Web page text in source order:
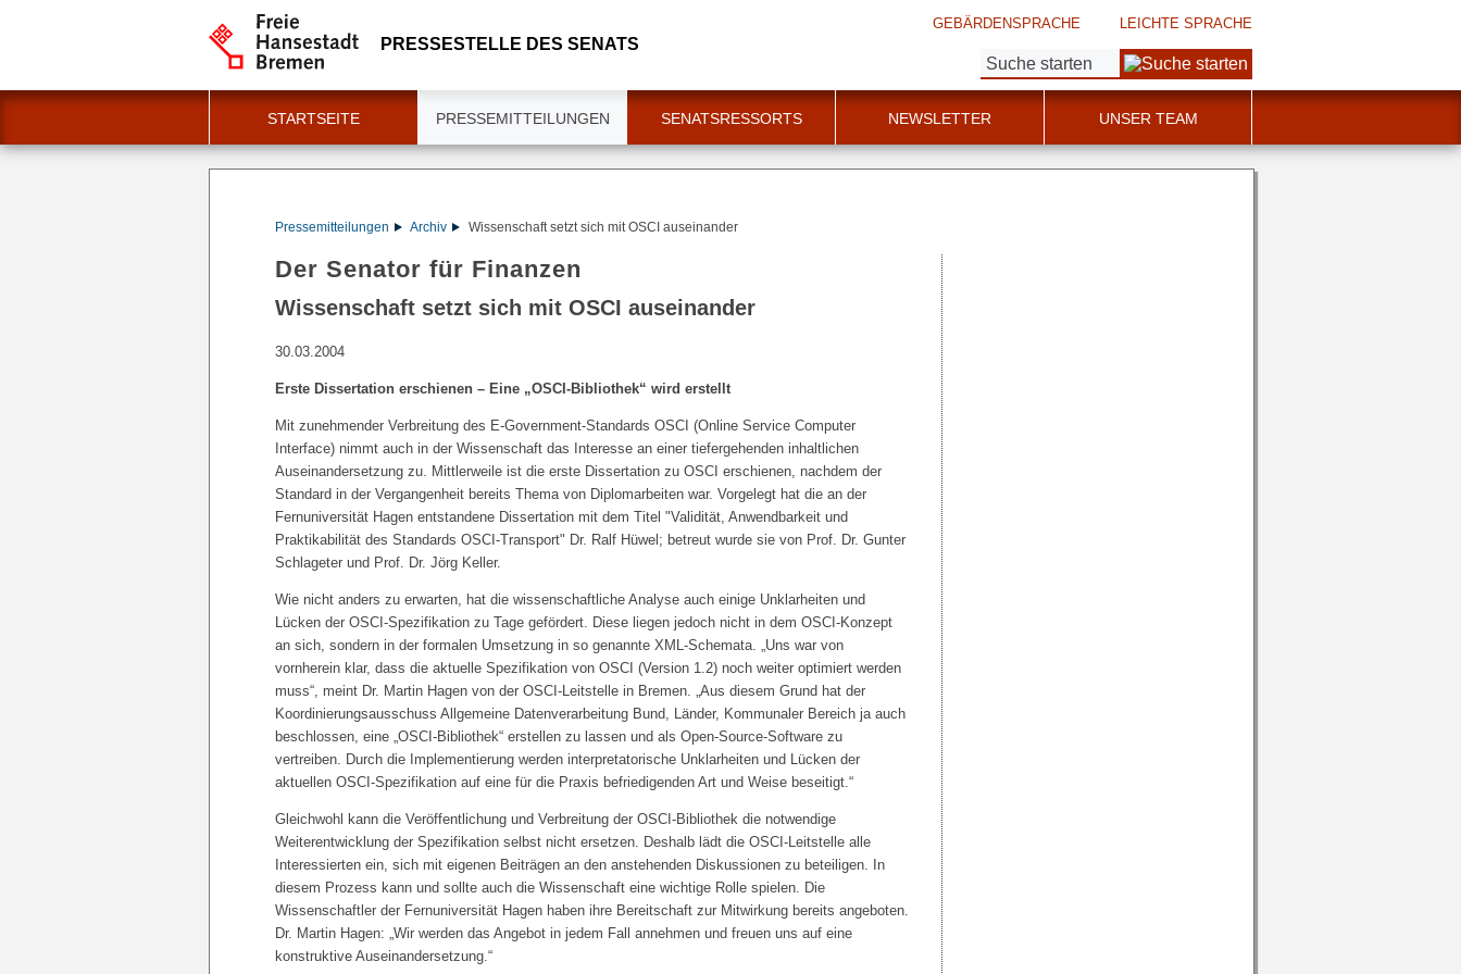
PRESSESTELLE DES SENATS
GEBÄRDENSPRACHE LEICHTE SPRACHE
Suche:
STARTSEITE PRESSEMITTEILUNGEN SENATSRESSORTS NEWSLETTER UNSER TEAM
Pressemitteilungen Archiv Wissenschaft setzt sich mit OSCI auseinander
Der Senator für Finanzen
Wissenschaft setzt sich mit OSCI auseinander
30.03.2004
Erste Dissertation erschienen – Eine „OSCI-Bibliothek“ wird erstellt
Mit zunehmender Verbreitung des E-Government-Standards OSCI (Online Service Computer
Interface) nimmt auch in der Wissenschaft das Interesse an einer tiefergehenden inhaltlichen
Auseinandersetzung zu. Mittlerweile ist die erste Dissertation zu OSCI erschienen, nachdem der
Standard in der Vergangenheit bereits Thema von Diplomarbeiten war. Vorgelegt hat die an der
Fernuniversität Hagen entstandene Dissertation mit dem Titel "Validität, Anwendbarkeit und
Praktikabilität des Standards OSCI-Transport" Dr. Ralf Hüwel; betreut wurde sie von Prof. Dr. Gunter
Schlageter und Prof. Dr. Jörg Keller.
Wie nicht anders zu erwarten, hat die wissenschaftliche Analyse auch einige Unklarheiten und
Lücken der OSCI-Spezifikation zu Tage gefördert. Diese liegen jedoch nicht in dem OSCI-Konzept
an sich, sondern in der formalen Umsetzung in so genannte XML-Schemata. „Uns war von
vornherein klar, dass die aktuelle Spezifikation von OSCI (Version 1.2) noch weiter optimiert werden
muss“, meint Dr. Martin Hagen von der OSCI-Leitstelle in Bremen. „Aus diesem Grund hat der
Koordinierungsausschuss Allgemeine Datenverarbeitung Bund, Länder, Kommunaler Bereich ja auch
beschlossen, eine „OSCI-Bibliothek“ erstellen zu lassen und als Open-Source-Software zu
vertreiben. Durch die Implementierung werden interpretatorische Unklarheiten und Lücken der
aktuellen OSCI-Spezifikation auf eine für die Praxis befriedigenden Art und Weise beseitigt.“
Gleichwohl kann die Veröffentlichung und Verbreitung der OSCI-Bibliothek die notwendige
Weiterentwicklung der Spezifikation selbst nicht ersetzen. Deshalb lädt die OSCI-Leitstelle alle
Interessierten ein, sich mit eigenen Beiträgen an den anstehenden Diskussionen zu beteiligen. In
diesem Prozess kann und sollte auch die Wissenschaft eine wichtige Rolle spielen. Die
Wissenschaftler der Fernuniversität Hagen haben ihre Bereitschaft zur Mitwirkung bereits angeboten.
Dr. Martin Hagen: „Wir werden das Angebot in jedem Fall annehmen und freuen uns auf eine
konstruktive Auseinandersetzung.“